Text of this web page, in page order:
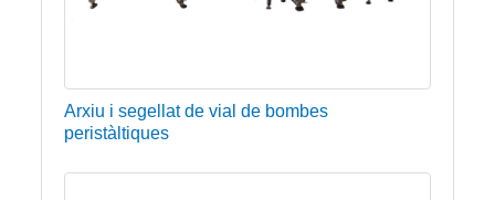
Arxiu i segellat de vial de bombes
peristàltiques